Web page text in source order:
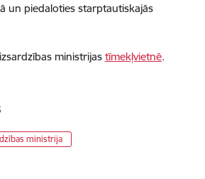
un piedaloties starptautiskajās
ministrijas tīmekļvietnē.
ministrija